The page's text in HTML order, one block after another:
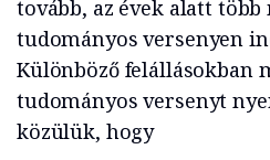
tovább, az évek alatt több
tudományos versenyen
Különböző felállásokban
tudományos versenyt
közülük, hogy